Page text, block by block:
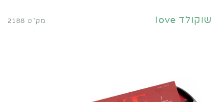
שוקולד Iove מק"ט 2188